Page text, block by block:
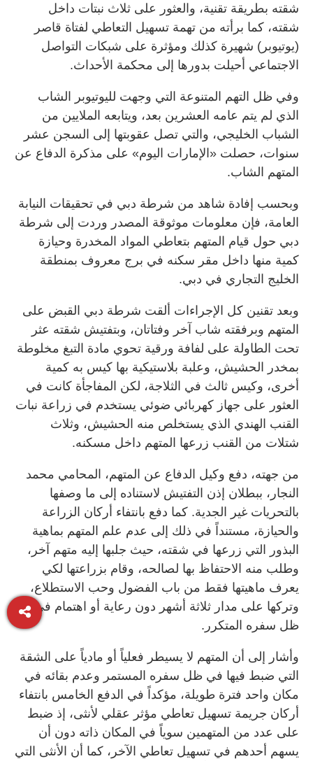
شقته بطريقة تقنية، والعثور على ثلاث نبتات داخل
شقته، كما برأته من تهمة تسهيل التعاطي لفتاة قاصر
(يوتيوبر) شهيرة كذلك ومؤثرة على شبكات التواصل
الاجتماعي أحيلت بدورها إلى محكمة الأحداث.
وفي ظل التهم المتنوعة التي وجهت لليوتيوبر الشاب
الذي لم يتم عامه العشرين بعد، ويتابعه الملايين من
الشباب الخليجي، والتي تصل عقوبتها إلى السجن عشر
سنوات، حصلت «الإمارات اليوم» على مذكرة الدفاع عن
المتهم الشاب.
وبحسب إفادة شاهد من شرطة دبي في تحقيقات النيابة
العامة، فإن معلومات موثوقة المصدر وردت إلى شرطة
دبي حول قيام المتهم بتعاطي المواد المخدرة وحيازة
كمية منها داخل مقر سكنه في برج معروف بمنطقة
الخليج التجاري في دبي.
وبعد تقنين كل الإجراءات ألقت شرطة دبي القبض على
المتهم وبرفقته شاب آخر وفتاتان، وبتفتيش شقته عثر
تحت الطاولة على لفافة ورقية تحوي مادة التبغ مخلوطة
بمخدر الحشيش، وعلبة بلاستيكية بها كيس به كمية
أخرى، وكيس ثالث في الثلاجة، لكن المفاجأة كانت في
العثور على جهاز كهربائي ضوئي يستخدم في زراعة نبات
القنب الهندي الذي يستخلص منه الحشيش، وثلاث
شتلات من القنب زرعها المتهم داخل مسكنه.
من جهته، دفع وكيل الدفاع عن المتهم، المحامي محمد
النجار، ببطلان إذن التفتيش لاستناده إلى ما وصفها
بالتحريات غير الجدية. كما دفع بانتفاء أركان الزراعة
والحيازة، مستنداً في ذلك إلى عدم علم المتهم بماهية
البذور التي زرعها في شقته، حيث جلبها إليه متهم آخر،
وطلب منه الاحتفاظ بها لصالحه، وقام بزراعتها لكي
يعرف ماهيتها فقط من باب الفضول وحب الاستطلاع،
وتركها على مدار ثلاثة أشهر دون رعاية أو اهتمام في
ظل سفره المتكرر.
وأشار إلى أن المتهم لا يسيطر فعلياً أو مادياً على الشقة
التي ضبط فيها في ظل سفره المستمر وعدم بقائه في
مكان واحد فترة طويلة، مؤكداً في الدفع الخامس بانتفاء
أركان جريمة تسهيل تعاطي مؤثر عقلي لأنثى، إذ ضبط
على عدد من المتهمين سوياً في المكان ذاته دون أن
يسهم أحدهم في تسهيل تعاطي الآخر، كما أن الأنثى التي